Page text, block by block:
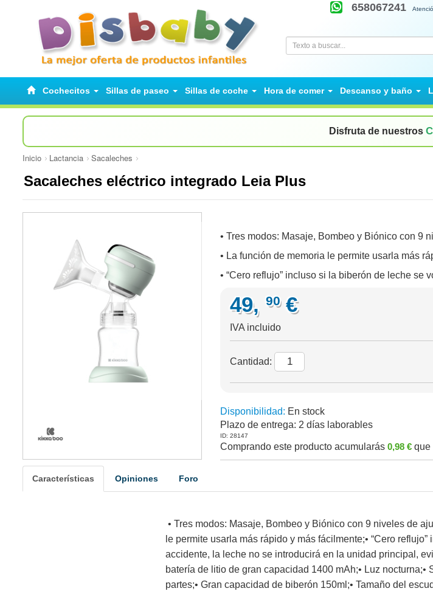
658067241
Cochecitos Sillas de paseo Sillas de coche Hora de comer Descanso y baño
Disfruta de nuestros
Inicio Lactancia Sacaleches
Sacaleches eléctrico integrado Leia Plus
• Tres modos: Masaje, Bombeo y Biónico con 9
• La función de memoria le permite usarla más
• “Cero reflujo” incluso si la biberón de leche se
49, 90 €
IVA incluido
Cantidad:
Disponibilidad: En stock
Plazo de entrega: 2 días laborables
ID: 28147
Comprando este producto acumularás 0,98 € que
Características Opiniones Foro
• Tres modos: Masaje, Bombeo y Biónico con 9 niveles de
le permite usarla más rápido y más fácilmente;• “Cero
accidente, la leche no se introducirá en la unidad principal,
batería de litio de gran capacidad 1400 mAh;• Luz
partes;• Gran capacidad de biberón 150ml;• Tamaño del